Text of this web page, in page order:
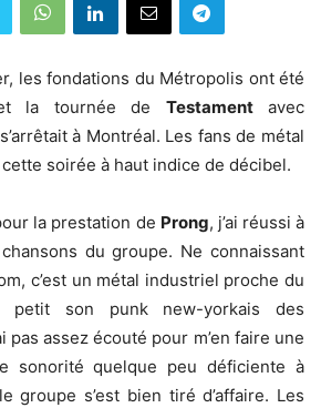
les fondations du Métropolis ont été
la tournée de Testamentavec
s’arrêtait à Montréal. Les fans de métal
soirée à haut indice de décibel.
la prestation de Prong, j’ai réussi à
du groupe. Ne connaissant
c’est un métal industriel proche du
petit son punk new-yorkais des
pas assez écouté pour m’en faire une
sonorité quelque peu déficiente à
groupe s’est bien tiré d’affaire. Les